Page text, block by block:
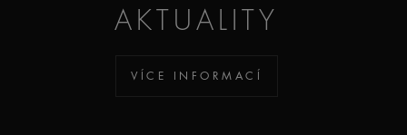
AKTUALITY
VÍCE INFORMACÍ